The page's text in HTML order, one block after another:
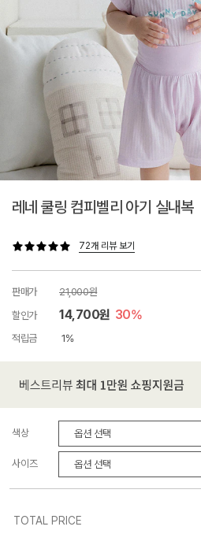
레네 쿨링 컴피벨리 아기 실내복
72개 리뷰 보기
판매가
21,000원
할인가
14,700원 30%
적립금 1%
색상
사이즈
TOTAL PRICE